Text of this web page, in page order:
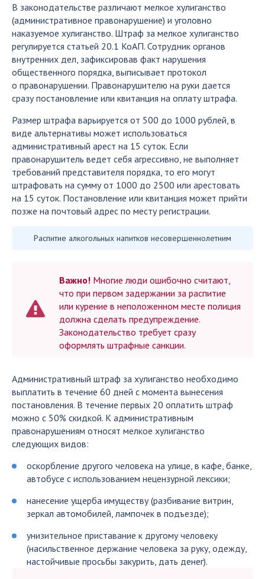
В законодательстве различают мелкое хулиганство
(административное правонарушение) и уголовно
наказуемое хулиганство. Штраф за мелкое хулиганство
регулируется статьей 20.1 КоАП. Сотрудник органов
внутренних дел, зафиксировав факт нарушения
общественного порядка, выписывает протокол
о правонарушении. Правонарушителю на руки дается
сразу постановление или квитанция на оплату штрафа.
Размер штрафа варьируется от 500 до 1000 рублей, в
виде альтернативы может использоваться
административный арест на 15 суток. Если
правонарушитель ведет себя агрессивно, не выполняет
требований представителя порядка, то его могут
штрафовать на сумму от 1000 до 2500 или арестовать
на 15 суток. Постановление или квитанция может прийти
позже на почтовый адрес по месту регистрации.
Распитие алкогольных напитков несовершеннолетним
Важно! Многие люди ошибочно считают,
что при первом задержании за распитие
или курение в неположенном месте полиция
должна сделать предупреждение.
Законодательство требует сразу
оформлять штрафные санкции.
Административный штраф за хулиганство необходимо
выплатить в течение 60 дней с момента вынесения
постановления. В течение первых 20 оплатить штраф
можно с 50% скидкой. К административным
правонарушениям относят мелкое хулиганство
следующих видов:
оскорбление другого человека на улице, в кафе, банке,
автобусе с использованием нецензурной лексики;
нанесение ущерба имуществу (разбивание витрин,
зеркал автомобилей, лампочек в подъезде);
унизительное приставание к другому человеку
(насильственное держание человека за руку, одежду,
настойчивые просьбы закурить, дать денег).